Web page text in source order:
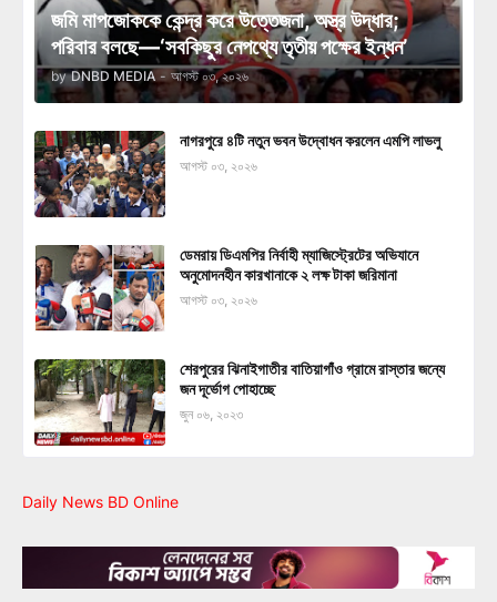
জমি মাপজোককে কেন্দ্র করে উত্তেজনা, অস্ত্র উদ্ধার;
পরিবার বলছে—‘সবকিছুর নেপথ্যে তৃতীয় পক্ষের ইন্ধন’
by DNBD MEDIA - আগস্ট ০৩, ২০২৬
নাগরপুরে ৪টি নতুন ভবন উদ্বোধন করলেন এমপি লাভলু
আগস্ট ০৩, ২০২৬
ডেমরায় ডিএমপির নির্বাহী ম্যাজিস্ট্রেটের অভিযানে
অনুমোদনহীন কারখানাকে ২ লক্ষ টাকা জরিমানা
আগস্ট ০৩, ২০২৬
শেরপুরের ঝিনাইগাতীর বাতিয়াগাঁও গ্রামে রাস্তার জন্যে
জন দূর্ভোগ পোহাচ্ছে
জুন ০৬, ২০২৩
Daily News BD Online